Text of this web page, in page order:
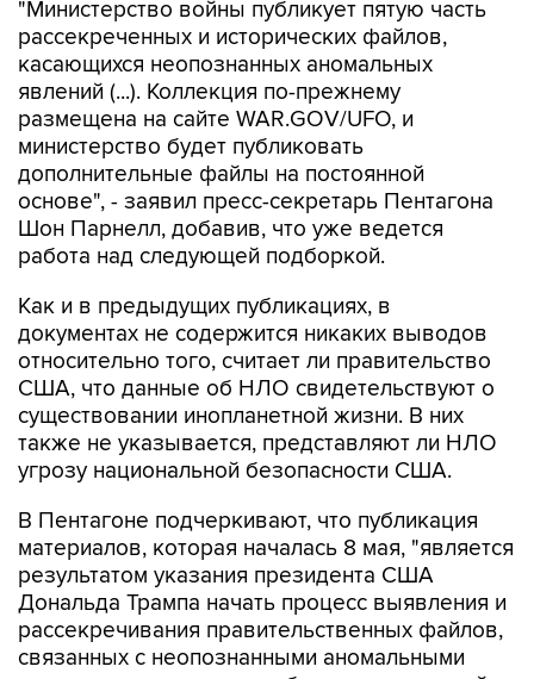
касающихся неопознанных аномальных
явлений (...). Коллекция по-прежнему
размещена на сайте WAR.GOV/UFO, и
министерство будет публиковать
дополнительные файлы на постоянной
основе", - заявил пресс-секретарь Пентагона
Шон Парнелл, добавив, что уже ведется
работа над следующей подборкой.
Как и в предыдущих публикациях, в
относительно того, считает ли правительство
США, что данные об НЛО свидетельствуют о
существовании инопланетной жизни. В них
также не указывается, представляют ли НЛО
угрозу национальной безопасности США.
В Пентагоне подчеркивают, что публикация
результатом указания президента США
Дональда Трампа начать процесс выявления и
рассекречивания правительственных файлов,
связанных с неопознанными аномальными
явлениями, в интересах обеспечения полной
прозрачности".